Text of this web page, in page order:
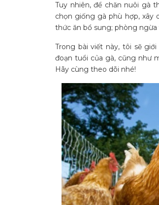
Tuy nhiên, để chăn nuôi gà
chọn giống gà phù hợp, xây
thức ăn bổ sung; phòng
Trong bài viết này, tôi sẽ
đoạn tuổi của gà, cũng như
Hãy cùng theo dõi nhé!